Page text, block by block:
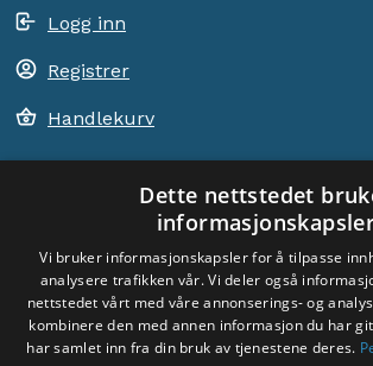
Logg inn
Registrer
Handlekurv
ACEM VERDEN OVER
VELG LAND
Dyade
Dette nettstedet
Vi bruker informasjonskapsler for å tilpasse
analysere trafikken vår. Vi deler også
nettstedet vårt med våre annonserings- og
kombinere den med annen informasjon du har
har samlet inn fra din bruk av tjenestene deres.